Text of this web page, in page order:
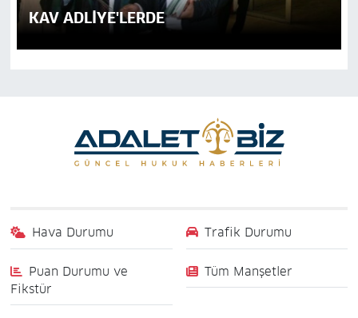
KAV ADLİYE'LERDE
Hava Durumu Trafik Durumu
Puan Durumu ve
Fikstür
Tüm Manşetler